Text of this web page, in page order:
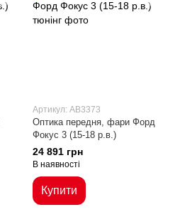
Артикул: AB3373
Оптика передня, фари Форд
Фокус 3 (15-18 р.в.)
24 891 грн
В наявності
Купити